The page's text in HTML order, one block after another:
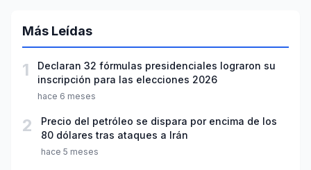
Más Leídas
1
Declaran 32 fórmulas presidenciales lograron su
inscripción para las elecciones 2026
hace 6 meses
2
Precio del petróleo se dispara por encima de los
80 dólares tras ataques a Irán
hace 5 meses